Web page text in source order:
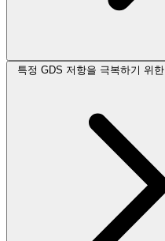
특정 GDS 저항을 극복하기 위